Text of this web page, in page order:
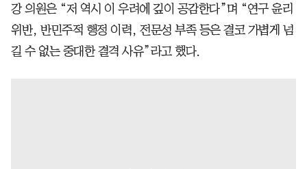
강 의원은 “저 역시 이 우려에 깊이 공감한다”며 “연구 윤리
위반, 반민주적 행정 이력, 전문성 부족 등은 결코 가볍게 넘
길 수 없는 중대한 결격 사유”라고 했다.